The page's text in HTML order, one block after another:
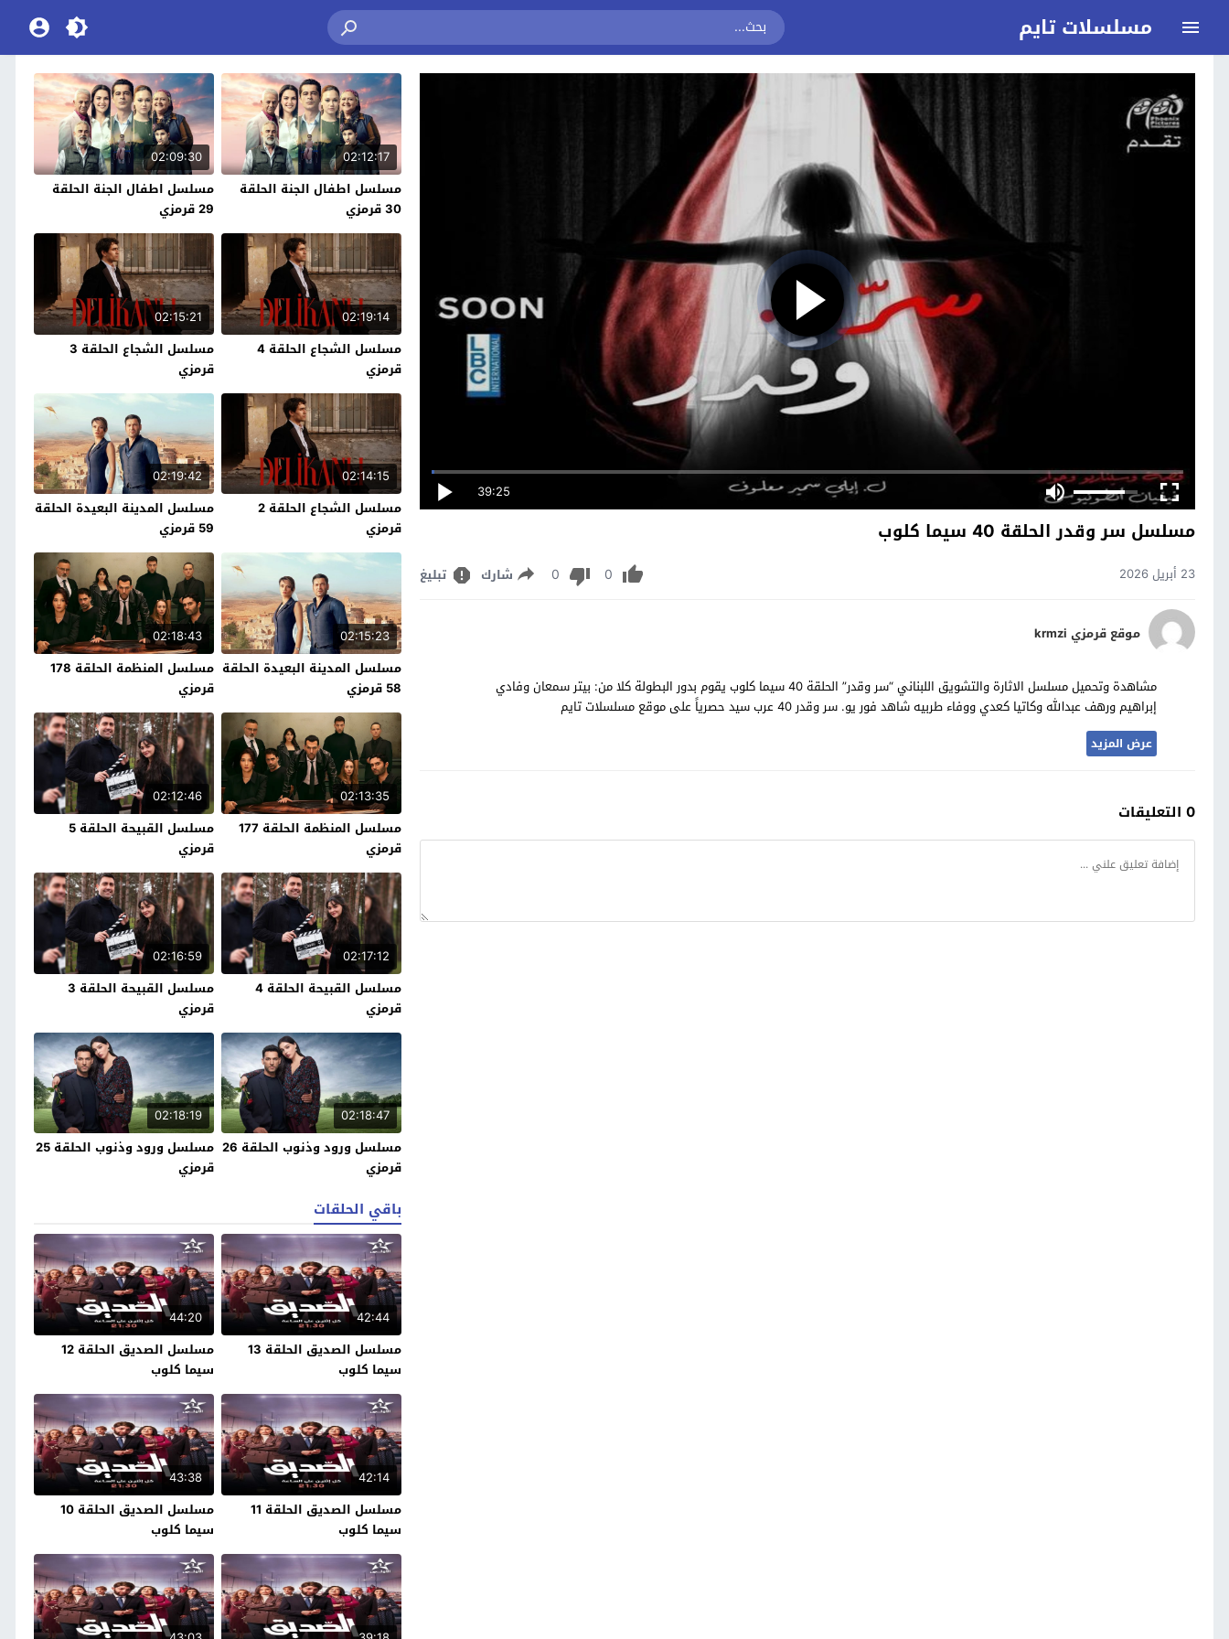
مسلسلات تايم
39:25
مسلسل سر وقدر الحلقة 40 سيما كلوب
23 أبريل 2026 0
0 شارك تبليغ
موقع قرمزي krmzi
مشاهدة وتحميل مسلسل الاثارة والتشويق اللبناني “سر وقدر” الحلقة 40 سيما كلوب يقوم بدور البطولة كلا من: بيتر سمعان وفادي
إبراهيم ورهف عبدالله وكاتيا كعدي ووفاء طربيه شاهد فور يو. سر وقدر 40 عرب سيد حصرياً على موقع مسلسلات تايم
عرض المزيد
0 التعليقات
02:12:17
مسلسل اطفال الجنة الحلقة
30 قرمزي
02:09:30
مسلسل اطفال الجنة الحلقة
29 قرمزي
02:19:14
مسلسل الشجاع الحلقة 4
قرمزي
02:15:21
مسلسل الشجاع الحلقة 3
قرمزي
02:14:15
مسلسل الشجاع الحلقة 2
قرمزي
02:19:42
مسلسل المدينة البعيدة الحلقة
59 قرمزي
02:15:23
مسلسل المدينة البعيدة الحلقة
58 قرمزي
02:18:43
مسلسل المنظمة الحلقة 178
قرمزي
02:13:35
مسلسل المنظمة الحلقة 177
قرمزي
02:12:46
مسلسل القبيحة الحلقة 5
قرمزي
02:17:12
مسلسل القبيحة الحلقة 4
قرمزي
02:16:59
مسلسل القبيحة الحلقة 3
قرمزي
02:18:47
مسلسل ورود وذنوب الحلقة 26
قرمزي
02:18:19
مسلسل ورود وذنوب الحلقة 25
قرمزي
باقي الحلقات
42:44
مسلسل الصديق الحلقة 13
سيما كلوب
44:20
مسلسل الصديق الحلقة 12
سيما كلوب
42:14
مسلسل الصديق الحلقة 11
سيما كلوب
43:38
مسلسل الصديق الحلقة 10
سيما كلوب